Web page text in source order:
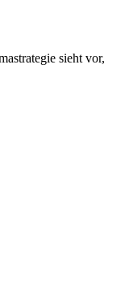
sieht vor,